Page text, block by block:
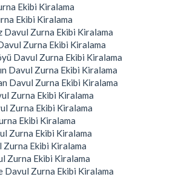
Ekibi Kiralama
Ekibi Kiralama
Davul Zurna Ekibi Kiralama
Zurna Ekibi Kiralama
Davul Zurna Ekibi Kiralama
Davul Zurna Ekibi Kiralama
Davul Zurna Ekibi Kiralama
Zurna Ekibi Kiralama
Zurna Ekibi Kiralama
Ekibi Kiralama
Zurna Ekibi Kiralama
Zurna Ekibi Kiralama
Zurna Ekibi Kiralama
Davul Zurna Ekibi Kiralama